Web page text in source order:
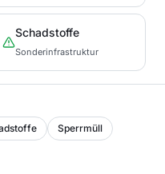
Schadstoffe
Sonderinfrastruktur
Sperrmüll